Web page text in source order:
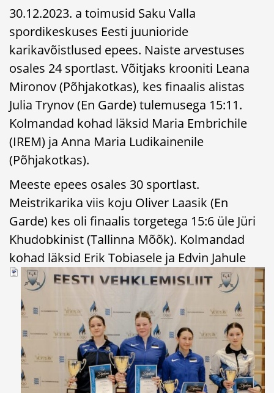
30.12.2023. a toimusid Saku Valla
spordikeskuses Eesti juunioride
karikavõistlused epees. Naiste arvestuses
osales 24 sportlast. Võitjaks krooniti Leana
Mironov (Põhjakotkas), kes finaalis alistas
Julia Trynov (En Garde) tulemusega 15:11.
Kolmandad kohad läksid Maria Embrichile
(IREM) ja Anna Maria Ludikainenile
(Põhjakotkas).
Meeste epees osales 30 sportlast.
Meistrikarika viis koju Oliver Laasik (En
Garde) kes oli finaalis torgetega 15:6 üle Jüri
Khudobkinist (Tallinna Mõõk). Kolmandad
kohad läksid Erik Tobiasele ja Edvin Jahule